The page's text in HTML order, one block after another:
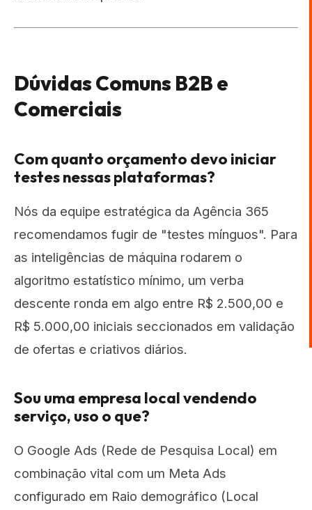
Dúvidas Comuns B2B e
Comerciais
Com quanto orçamento devo iniciar
testes nessas plataformas?
Nós da equipe estratégica da Agência 365
recomendamos fugir de "testes mínguos". Para
as inteligências de máquina rodarem o
algoritmo estatístico mínimo, um verba
descente ronda em algo entre R$ 2.500,00 e
R$ 5.000,00 iniciais seccionados em validação
de ofertas e criativos diários.
Sou uma empresa local vendendo
serviço, uso o que?
O Google Ads (Rede de Pesquisa Local) em
combinação vital com um Meta Ads
configurado em Raio demográfico (Local